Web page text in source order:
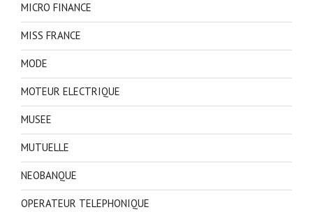
MICRO FINANCE
MISS FRANCE
MODE
MOTEUR ELECTRIQUE
MUSEE
MUTUELLE
NEOBANQUE
OPERATEUR TELEPHONIQUE